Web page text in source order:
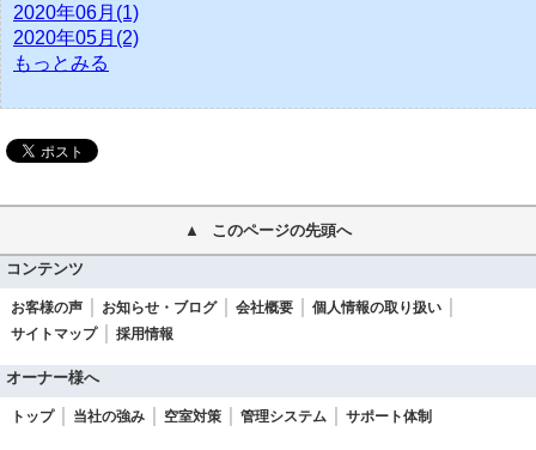
2020年06月(1)
2020年05月(2)
もっとみる
このページの先頭へ
コンテンツ
お客様の声 お知らせ・ブログ 会社概要
個人情報の取り扱い
サイトマップ
採用情報
オーナー様へ
トップ 当社の強み 空室対策 管理システム サポート体制